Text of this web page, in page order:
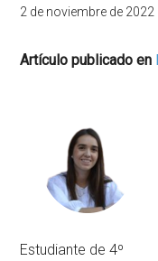
2 de noviembre de 2022
Artículo publicado en
Estudiante de 4º